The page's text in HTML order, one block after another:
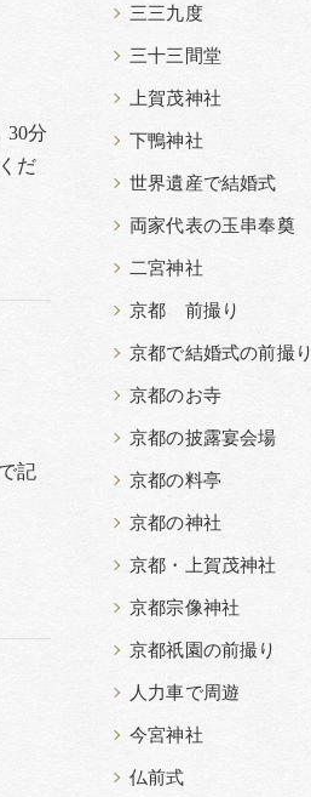
30分
だ
記
三三九度
三十三間堂
上賀茂神社
下鴨神社
世界遺産で結婚式
両家代表の玉串奉奠
二宮神社
京都 前撮り
京都で結婚式の前撮り
京都のお寺
京都の披露宴会場
京都の料亭
京都の神社
京都・上賀茂神社
京都宗像神社
京都祇園の前撮り
人力車で周遊
今宮神社
仏前式